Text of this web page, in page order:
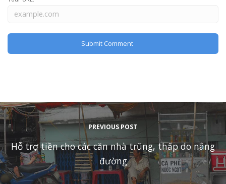
PREVIOUS POST
Hỗ trợ tiền cho các căn nhà trũng, thấp do nâng
đường